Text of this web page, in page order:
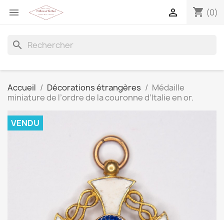
 shopping_cart (0)

search
Accueil Décorations étrangères
Médaille
miniature de l’ordre de la couronne d’Italie en or.
VENDU